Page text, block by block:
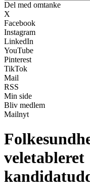
Del med omtanke
X
Facebook
Instagram
LinkedIn
YouTube
Pinterest
TikTok
Mail
RSS
Min side
Bliv medlem
Mailnyt
veletableret